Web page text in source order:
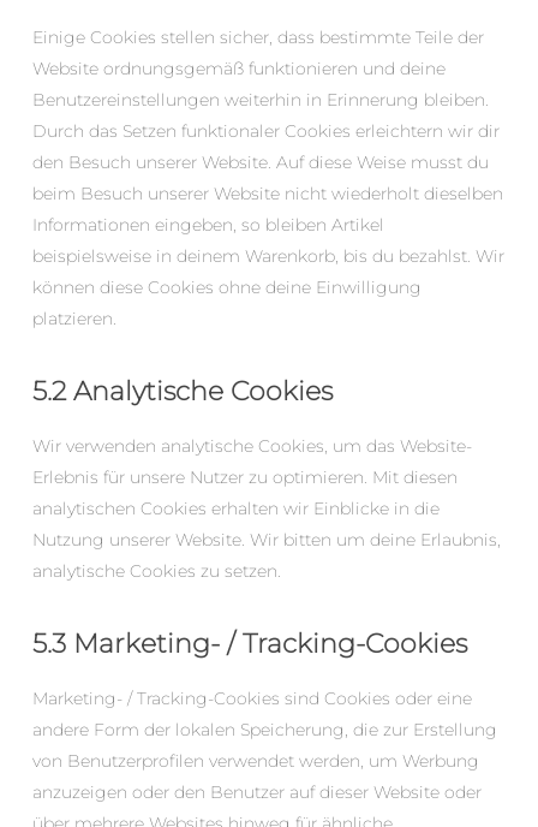
Einige Cookies stellen sicher, dass bestimmte Teile der
Website ordnungsgemäß funktionieren und deine
Benutzereinstellungen weiterhin in Erinnerung bleiben.
Durch das Setzen funktionaler Cookies erleichtern wir dir
den Besuch unserer Website. Auf diese Weise musst du
beim Besuch unserer Website nicht wiederholt dieselben
Informationen eingeben, so bleiben Artikel
beispielsweise in deinem Warenkorb, bis du bezahlst. Wir
können diese Cookies ohne deine Einwilligung
platzieren.
5.2 Analytische Cookies
Wir verwenden analytische Cookies, um das Website-
Erlebnis für unsere Nutzer zu optimieren. Mit diesen
analytischen Cookies erhalten wir Einblicke in die
Nutzung unserer Website. Wir bitten um deine Erlaubnis,
analytische Cookies zu setzen.
5.3 Marketing- / Tracking-Cookies
Marketing- / Tracking-Cookies sind Cookies oder eine
andere Form der lokalen Speicherung, die zur Erstellung
von Benutzerprofilen verwendet werden, um Werbung
anzuzeigen oder den Benutzer auf dieser Website oder